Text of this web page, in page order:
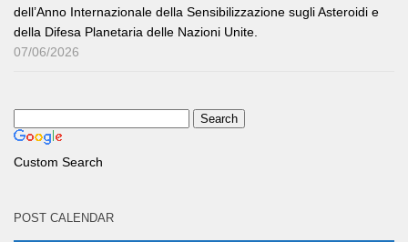
dell’Anno Internazionale della Sensibilizzazione sugli Asteroidi e
della Difesa Planetaria delle Nazioni Unite.
07/06/2026
Custom Search
POST CALENDAR